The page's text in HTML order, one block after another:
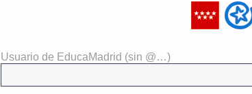
Identificarse
Usuario de EducaMadrid (sin @…)